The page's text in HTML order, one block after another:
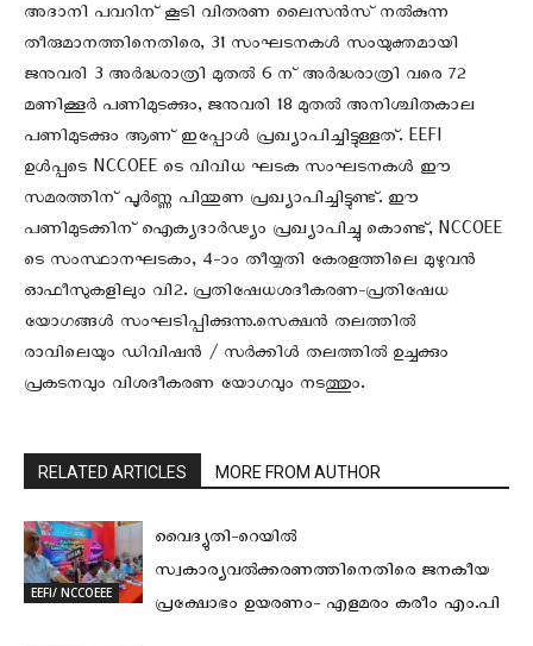
അദാനി പവറിന് കൂടി വിതരണ ലൈസൻസ് നൽകുന്ന
തീരുമാനത്തിനെതിരെ, 31 സംഘടനകൾ സംയുക്തമായി
ജനുവരി 3 അർദ്ധരാത്രി മുതൽ 6 ന് അർദ്ധരാത്രി വരെ 72
മണിക്കൂർ പണിമുടക്കും, ജനുവരി 18 മുതൽ അനിശ്ചിതകാല
പണിമുടക്കും ആണ് ഇപ്പോൾ പ്രഖ്യാപിച്ചിട്ടുള്ളത്. EEFI
ഉൾപ്പടെ NCCOEE ടെ വിവിധ ഘടക സംഘടനകൾ ഈ
സമരത്തിന് പൂർണ്ണ പിന്തുണ പ്രഖ്യാപിച്ചിട്ടുണ്ട്. ഈ
പണിമുടക്കിന് ഐക്യദാർഢ്യം പ്രഖ്യാപിച്ചു കൊണ്ട്, NCCOEE
ടെ സംസ്ഥാനഘടകം, 4-ാം തീയ്യതി കേരളത്തിലെ മുഴുവൻ
ഓഫീസുകളിലും വി2. പ്രതിഷേധശദീകരണ-പ്രതിഷേധ
യോഗങ്ങൾ സംഘടിപ്പിക്കുന്നു.സെക്ഷൻ തലത്തിൽ
രാവിലെയും ഡിവിഷൻ / സർക്കിൾ തലത്തിൽ ഉച്ചക്കും
പ്രകടനവും വിശദീകരണ യോഗവും നടത്തും.
RELATED ARTICLES MORE FROM AUTHOR
EEFI/ NCCOEEE
വൈദ്യുതി-റെയില്‍
സ്വകാര്യവല്‍ക്കരണത്തിനെതിരെ ജനകീയ
പ്രക്ഷോഭം ഉയരണം- എളമരം കരീം എം.പി